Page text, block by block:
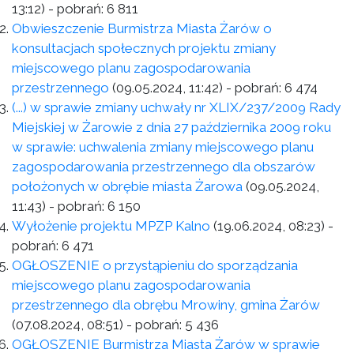
13:12) - pobrań: 6 811
Obwieszczenie Burmistrza Miasta Żarów o
konsultacjach społecznych projektu zmiany
miejscowego planu zagospodarowania
przestrzennego (09.05.2024, 11:42) - pobrań: 6 474
(...) w sprawie zmiany uchwały nr XLIX/237/2009 Rady
Miejskiej w Żarowie z dnia 27 października 2009 roku
w sprawie: uchwalenia zmiany miejscowego planu
zagospodarowania przestrzennego dla obszarów
położonych w obrębie miasta Żarowa (09.05.2024,
11:43) - pobrań: 6 150
Wyłożenie projektu MPZP Kalno (19.06.2024, 08:23) -
pobrań: 6 471
OGŁOSZENIE o przystąpieniu do sporządzania
miejscowego planu zagospodarowania
przestrzennego dla obrębu Mrowiny, gmina Żarów
(07.08.2024, 08:51) - pobrań: 5 436
OGŁOSZENIE Burmistrza Miasta Żarów w sprawie